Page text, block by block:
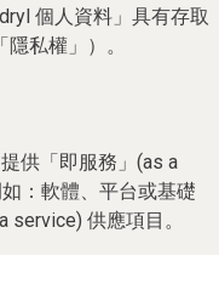
個人資料」具有存取
私權」）。
供「即服務」(as a
：軟體、平台或基礎
service) 供應項目。